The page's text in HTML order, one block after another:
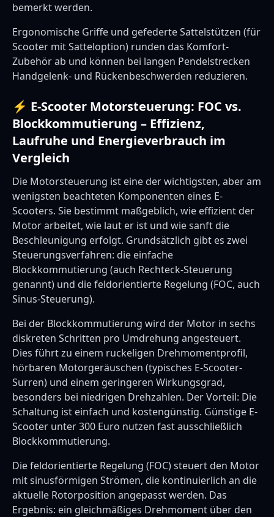
bemerkt werden.
Ergonomische Griffe und gefederte Sattelstützen (für
Scooter mit Satteloption) runden das Komfort-
Zubehör ab und können bei langen Pendelstrecken
Handgelenk- und Rückenbeschwerden reduzieren.
⚡ E-Scooter Motorsteuerung: FOC vs.
Blockkommutierung – Effizienz,
Laufruhe und Energieverbrauch im
Vergleich
Die Motorsteuerung ist eine der wichtigsten, aber am
wenigsten beachteten Komponenten eines E-
Scooters. Sie bestimmt maßgeblich, wie effizient der
Motor arbeitet, wie laut er ist und wie sanft die
Beschleunigung erfolgt. Grundsätzlich gibt es zwei
Steuerungsverfahren: die einfache
Blockkommutierung (auch Rechteck-Steuerung
genannt) und die feldorientierte Regelung (FOC, auch
Sinus-Steuerung).
Bei der Blockkommutierung wird der Motor in sechs
diskreten Schritten pro Umdrehung angesteuert.
Dies führt zu einem ruckeligen Drehmomentprofil,
hörbaren Motorgeräuschen (typisches E-Scooter-
Surren) und einem geringeren Wirkungsgrad,
besonders bei niedrigen Drehzahlen. Der Vorteil: Die
Schaltung ist einfach und kostengünstig. Günstige E-
Scooter unter 300 Euro nutzen fast ausschließlich
Blockkommutierung.
Die feldorientierte Regelung (FOC) steuert den Motor
mit sinusförmigen Strömen, die kontinuierlich an die
aktuelle Rotorposition angepasst werden. Das
Ergebnis: ein gleichmäßiges Drehmoment über den